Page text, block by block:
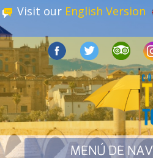
Visit our English Version